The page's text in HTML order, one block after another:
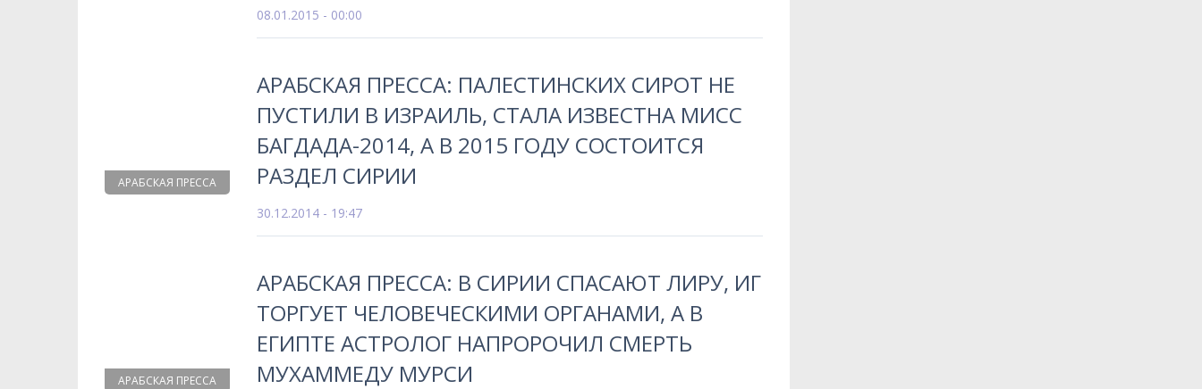
08.01.2015 - 00:00
АРАБСКАЯ ПРЕССА
АРАБСКАЯ ПРЕССА: ПАЛЕСТИНСКИХ СИРОТ НЕ
ПУСТИЛИ В ИЗРАИЛЬ, СТАЛА ИЗВЕСТНА МИСС
БАГДАДА-2014, А В 2015 ГОДУ СОСТОИТСЯ
РАЗДЕЛ СИРИИ
30.12.2014 - 19:47
АРАБСКАЯ ПРЕССА
АРАБСКАЯ ПРЕССА: В СИРИИ СПАСАЮТ ЛИРУ, ИГ
ТОРГУЕТ ЧЕЛОВЕЧЕСКИМИ ОРГАНАМИ, А В
ЕГИПТЕ АСТРОЛОГ НАПРОРОЧИЛ СМЕРТЬ
МУХАММЕДУ МУРСИ